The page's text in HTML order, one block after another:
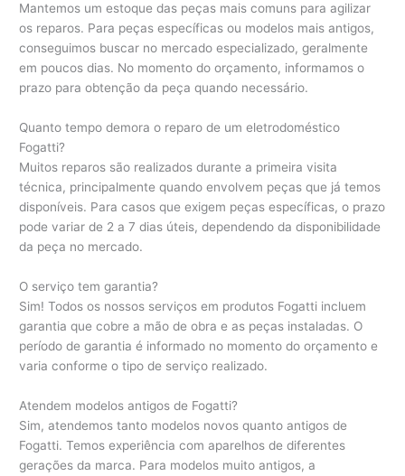
Mantemos um estoque das peças mais comuns para agilizar
os reparos. Para peças específicas ou modelos mais antigos,
conseguimos buscar no mercado especializado, geralmente
em poucos dias. No momento do orçamento, informamos o
prazo para obtenção da peça quando necessário.
Quanto tempo demora o reparo de um eletrodoméstico
Fogatti?
Muitos reparos são realizados durante a primeira visita
técnica, principalmente quando envolvem peças que já temos
disponíveis. Para casos que exigem peças específicas, o prazo
pode variar de 2 a 7 dias úteis, dependendo da disponibilidade
da peça no mercado.
O serviço tem garantia?
Sim! Todos os nossos serviços em produtos Fogatti incluem
garantia que cobre a mão de obra e as peças instaladas. O
período de garantia é informado no momento do orçamento e
varia conforme o tipo de serviço realizado.
Atendem modelos antigos de Fogatti?
Sim, atendemos tanto modelos novos quanto antigos de
Fogatti. Temos experiência com aparelhos de diferentes
gerações da marca. Para modelos muito antigos, a